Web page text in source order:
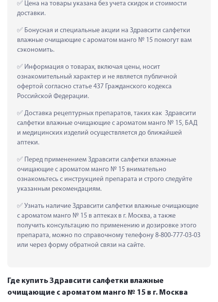
Цена на товары указана без учета скидок и стоимости
доставки.
Бонусная и специальные акции на Здравсити салфетки
влажные очищающие с ароматом манго № 15 помогут вам
сэкономить.
Информация о товарах, включая цены, носит
ознакомительный характер и не является публичной
офертой согласно статье 437 Гражданского кодекса
Российской Федерации.
Доставка рецептурных препаратов, таких как  Здравсити
салфетки влажные очищающие с ароматом манго № 15, БАД
и медицинских изделий осуществляется до ближайшей
аптеки.
Перед применением Здравсити салфетки влажные
очищающие с ароматом манго № 15 внимательно
ознакомьтесь с инструкцией препарата и строго следуйте
указанным рекомендациям.
Узнать наличие Здравсити салфетки влажные очищающие
с ароматом манго № 15 в аптеках в г. Москва, а также
получить консультацию по применению и дозировке этого
препарата, можно по справочному телефону 8-800-777-03-03
или через форму обратной связи на сайте.
Где купить Здравсити салфетки влажные
очищающие с ароматом манго № 15 в г. Москва